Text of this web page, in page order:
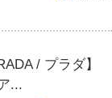
/ プラダ】
...